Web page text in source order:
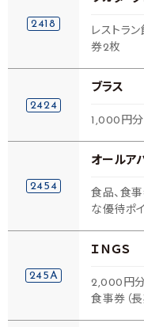
2418
レストラ
券2枚
2424
ブラス
1,000円分
2454
オールア
食品、食
な優待ポ
245A
ＩＮＧＳ
2,000円
食事券（長